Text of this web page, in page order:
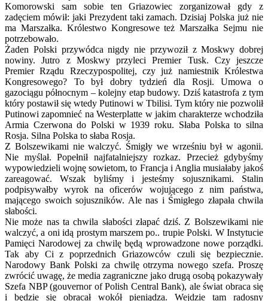
Komorowski sam sobie ten Griazowiec zorganizował gdy z
zadęciem mówił: jaki Prezydent taki zamach. Dzisiaj Polska już nie
ma Marszałka. Królestwo Kongresowe też Marszałka Sejmu nie
potrzebowało.
Żaden Polski przywódca nigdy nie przywoził z Moskwy dobrej
nowiny. Jutro z Moskwy przyleci Premier Tusk. Czy jeszcze
Premier Rządu Rzeczypospolitej, czy już namiestnik Królestwa
Kongresowego? To był dobry tydzień dla Rosji. Umowa o
gazociągu północnym – kolejny etap budowy. Dziś katastrofa z tym
który postawił się wtedy Putinowi w Tbilisi. Tym który nie pozwolił
Putinowi zapomnieć na Westerplatte w jakim charakterze wchodziła
Armia Czerwona do Polski w 1939 roku. Słaba Polska to silna
Rosja. Silna Polska to słaba Rosja.
Z Bolszewikami nie walczyć. Śmigły we wrześniu był w agonii.
Nie myślał. Popełnił najfatalniejszy rozkaz. Przecież gdybyśmy
wypowiedzieli wojnę sowietom, to Francja i Anglia musiałaby jakoś
zareagować. Wszak byliśmy i jesteśmy sojusznikami. Stalin
podpisywałby wyrok na oficerów wojującego z nim państwa,
mającego swoich sojuszników. Ale nas i Śmigłego złapała chwila
słabości.
Nie może nas ta chwila słabości złapać dziś. Z Bolszewikami nie
walczyć, a oni idą prostym marszem po.. trupie Polski. W Instytucie
Pamięci Narodowej za chwilę będą wprowadzone nowe porządki.
Tak aby Ci z poprzednich Griazowców czuli się bezpiecznie.
Narodowy Bank Polski za chwilę otrzyma nowego szefa. Proszę
zwrócić uwagę, że media zagraniczne jako drugą osobą pokazywały
Szefa NBP (gouvernor of Polish Central Bank), ale świat obraca się
i będzie się obracał wokół pieniądza. Wejdzie tam radosny